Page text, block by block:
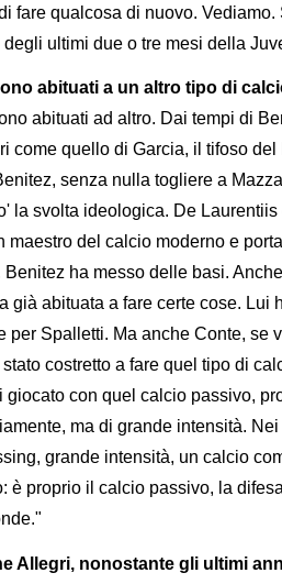
fare qualcosa di nuovo.
ultimi due o tre mesi della
abituati a un altro tipo di
abituati ad altro. Dai tempi di
come quello di Garcia, il tifoso
senza nulla togliere a
la svolta ideologica. De
maestro del calcio moderno e
Benitez ha messo delle basi.
già abituata a fare certe cose. Lui
per Spalletti. Ma anche Conte, se
costretto a fare quel tipo di
giocato con quel calcio passivo,
ma di grande intensità.
grande intensità, un calcio
è proprio il calcio passivo, la
Allegri, nonostante gli ultimi